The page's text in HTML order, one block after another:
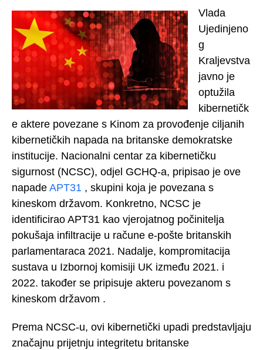
Vlada
Ujedinjeno
g
Kraljevstva
javno je
optužila
kibernetičk
e aktere povezane s Kinom za provođenje ciljanih
kibernetičkih napada na britanske demokratske
institucije. Nacionalni centar za kibernetičku
sigurnost (NCSC), odjel GCHQ-a, pripisao je ove
napade APT31 , skupini koja je povezana s
kineskom državom. Konkretno, NCSC je
identificirao APT31 kao vjerojatnog počinitelja
pokušaja infiltracije u račune e-pošte britanskih
parlamentaraca 2021. Nadalje, kompromitacija
sustava u Izbornoj komisiji UK između 2021. i
2022. također se pripisuje akteru povezanom s
kineskom državom .
Prema NCSC-u, ovi kibernetički upadi predstavljaju
značajnu prijetnju integritetu britanske